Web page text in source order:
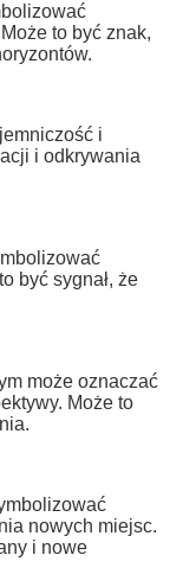
to być znak,
i
i odkrywania
być sygnał, że
może oznaczać
Może to
nowych miejsc.
i nowe